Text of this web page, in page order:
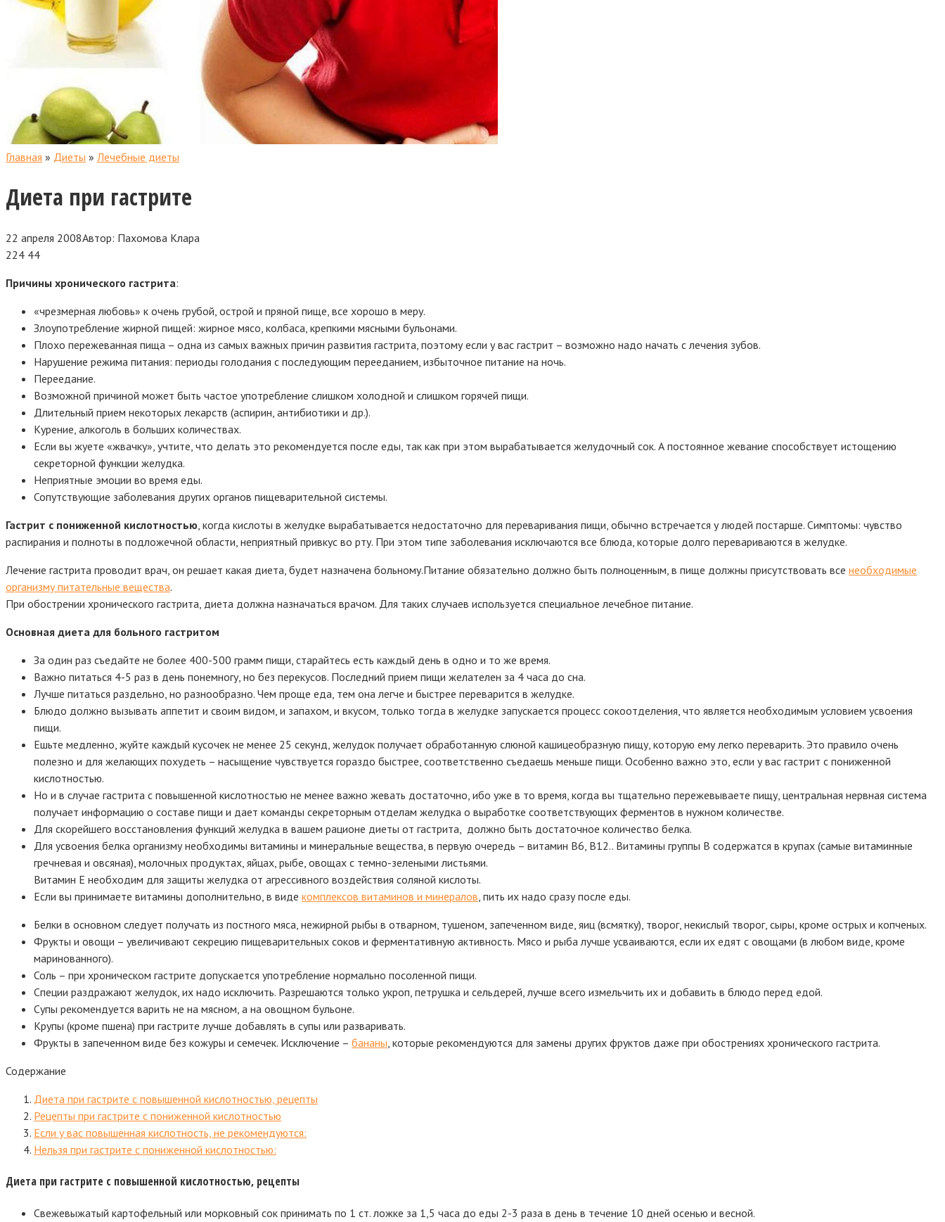
Главная » Диеты » Лечебные диеты
Диета при гастрите
22 апреля 2008Автор: Пахомова Клара
224 44
Причины хронического гастрита:
«чрезмерная любовь» к очень грубой, острой и пряной пище, все хорошо в меру.
Злоупотребление жирной пищей: жирное мясо, колбаса, крепкими мясными бульонами.
Плохо пережеванная пища – одна из самых важных причин развития гастрита, поэтому если у вас гастрит – возможно надо начать с лечения зубов.
Нарушение режима питания: периоды голодания с последующим перееданием, избыточное питание на ночь.
Переедание.
Возможной причиной может быть частое употребление слишком холодной и слишком горячей пищи.
Длительный прием некоторых лекарств (аспирин, антибиотики и др.).
Курение, алкоголь в больших количествах.
Если вы жуете «жвачку», учтите, что делать это рекомендуется после еды, так как при этом вырабатывается желудочный сок. А постоянное жевание способствует истощению
секреторной функции желудка.
Неприятные эмоции во время еды.
Сопутствующие заболевания других органов пищеварительной системы.
Гастрит с пониженной кислотностью , когда кислоты в желудке вырабатывается недостаточно для переваривания пищи, обычно встречается у людей постарше. Симптомы: чувство
распирания и полноты в подложечной области, неприятный привкус во рту. При этом типе заболевания исключаются все блюда, которые долго перевариваются в желудке.
Лечение гастрита проводит врач, он решает какая диета, будет назначена больному.Питание обязательно должно быть полноценным, в пище должны присутствовать все необходимые
организму питательные вещества.
При обострении хронического гастрита, диета должна назначаться врачом. Для таких случаев используется специальное лечебное питание.
Основная диета для больного гастритом
За один раз съедайте не более 400-500 грамм пищи, старайтесь есть каждый день в одно и то же время.
Важно питаться 4-5 раз в день понемногу, но без перекусов. Последний прием пищи желателен за 4 часа до сна.
Лучше питаться раздельно, но разнообразно. Чем проще еда, тем она легче и быстрее переварится в желудке.
Блюдо должно вызывать аппетит и своим видом, и запахом, и вкусом, только тогда в желудке запускается процесс сокоотделения, что является необходимым условием усвоения
пищи.
Ешьте медленно, жуйте каждый кусочек не менее 25 секунд, желудок получает обработанную слюной кашицеобразную пищу, которую ему легко переварить. Это правило очень
полезно и для желающих похудеть – насыщение чувствуется гораздо быстрее, соответственно съедаешь меньше пищи. Особенно важно это, если у вас гастрит с пониженной
кислотностью.
Но и в случае гастрита с повышенной кислотностью не менее важно жевать достаточно, ибо уже в то время, когда вы тщательно пережевываете пищу, центральная нервная система
получает информацию о составе пищи и дает команды секреторным отделам желудка о выработке соответствующих ферментов в нужном количестве.
Для скорейшего восстановления функций желудка в вашем рационе диеты от гастрита, должно быть достаточное количество белка.
Для усвоения белка организму необходимы витамины и минеральные вещества, в первую очередь – витамин B6, В12.. Витамины группы B содержатся в крупах (самые витаминные
гречневая и овсяная), молочных продуктах, яйцах, рыбе, овощах с темно-зелеными листьями.
Витамин Е необходим для защиты желудка от агрессивного воздействия соляной кислоты.
Если вы принимаете витамины дополнительно, в виде комплексов витаминов и минералов , пить их надо сразу после еды.
Белки в основном следует получать из постного мяса, нежирной рыбы в отварном, тушеном, запеченном виде, яиц (всмятку), творог, некислый творог, сыры, кроме острых и копченых.
Фрукты и овощи – увеличивают секрецию пищеварительных соков и ферментативную активность. Мясо и рыба лучше усваиваются, если их едят с овощами (в любом виде, кроме
маринованного).
Соль – при хроническом гастрите допускается употребление нормально посоленной пищи.
Специи раздражают желудок, их надо исключить. Разрешаются только укроп, петрушка и сельдерей, лучше всего измельчить их и добавить в блюдо перед едой.
Супы рекомендуется варить не на мясном, а на овощном бульоне.
Крупы (кроме пшена) при гастрите лучше добавлять в супы или разваривать.
Фрукты в запеченном виде без кожуры и семечек. Исключение – бананы , которые рекомендуются для замены других фруктов даже при обострениях хронического гастрита.
Содержание
Диета при гастрите с повышенной кислотностью, рецепты
Рецепты при гастрите с пониженной кислотностью
Если у вас повышенная кислотность, не рекомендуются:
Нельзя при гастрите с пониженной кислотностью:
Диета при гастрите с повышенной кислотностью, рецепты
Свежевыжатый картофельный или морковный сок принимать по 1 ст. ложке за 1,5 часа до еды 2-3 раза в день в течение 10 дней осенью и весной.